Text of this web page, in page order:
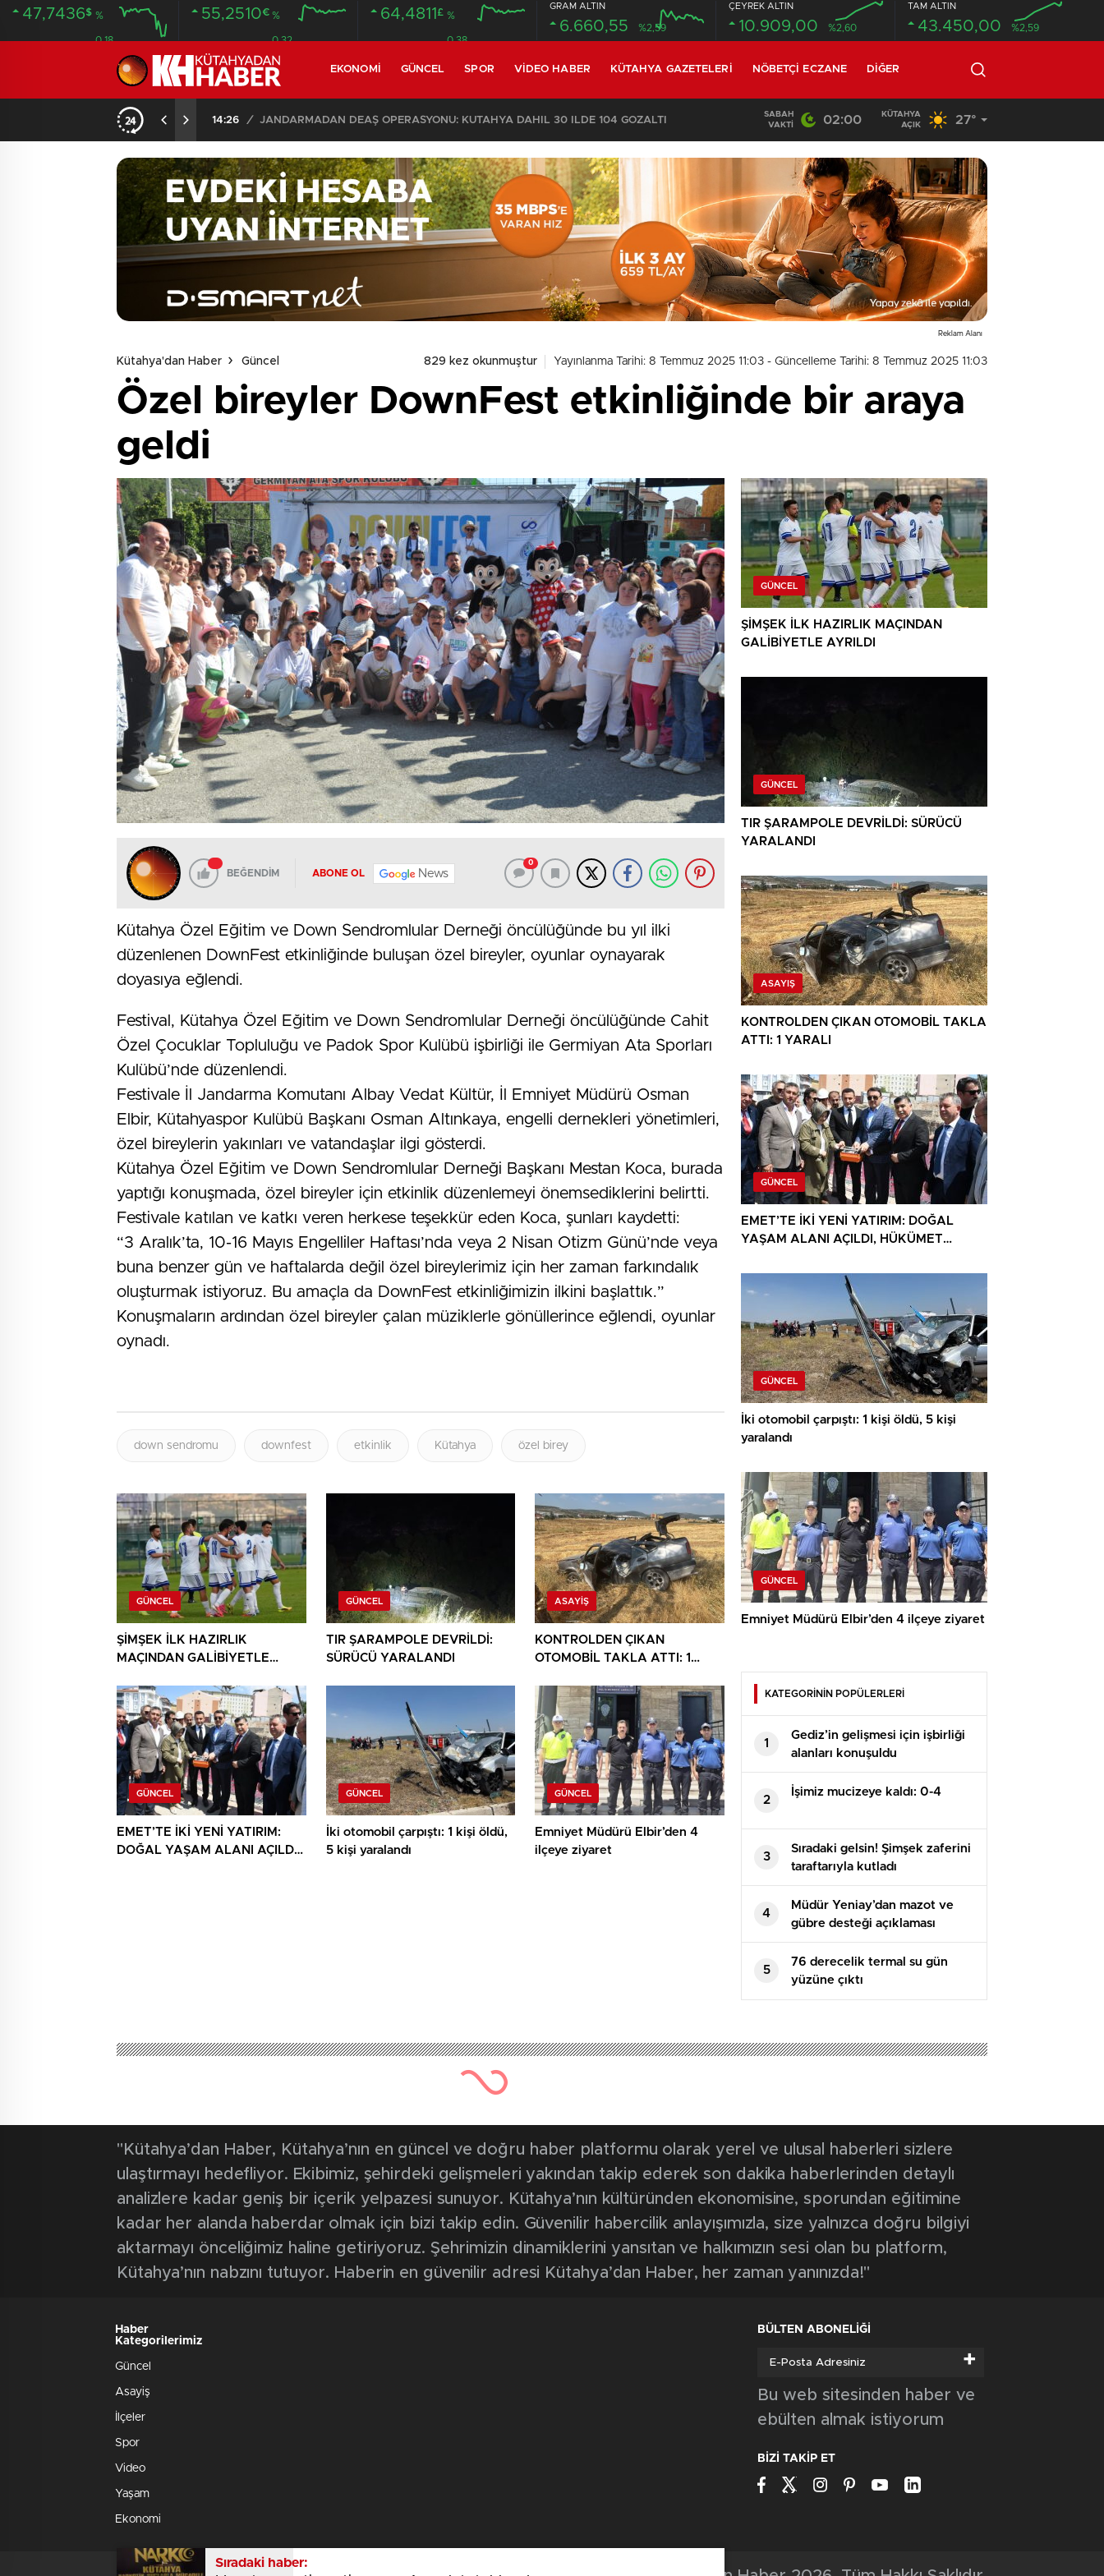
47,7436$ %
0.18
55,2510€ %
0.32
64,4811 £ %
0.38
GRAM ALTIN
6.660,55 %2,59
ÇEYREK ALTIN
10.909,00 %2,60
TAM ALTIN
43.450,00 %2,59
EKONOMI GÜNCEL SPOR VIDEO HABER KÜTAHYA GAZETELERI NÖBETÇI ECZANE DIĞER
14:26 / JANDARMADAN DEAŞ OPERASYONU: KÜTAHYA DAHİL 30 İLDE 104 GÖZALTI 02:03 /
SABAH
VAKTI
02:00
KÜTAHYA
AÇIK
27°
Reklam Alanı
Kütahya'dan Haber Güncel 829 kez okunmuştur Yayınlanma Tarihi: 8 Temmuz 2025 11:03 - Güncelleme Tarihi: 8 Temmuz 2025 11:03
Özel bireyler DownFest etkinliğinde bir araya
geldi
BEĞENDİM ABONE OL News
0
Kütahya Özel Eğitim ve Down Sendromlular Derneği öncülüğünde bu yıl ilki
düzenlenen DownFest etkinliğinde buluşan özel bireyler, oyunlar oynayarak
doyasıya eğlendi.
Festival, Kütahya Özel Eğitim ve Down Sendromlular Derneği öncülüğünde Cahit
Özel Çocuklar Topluluğu ve Padok Spor Kulübü işbirliği ile Germiyan Ata Sporları
Kulübü’nde düzenlendi.
Festivale İl Jandarma Komutanı Albay Vedat Kültür, İl Emniyet Müdürü Osman
Elbir, Kütahyaspor Kulübü Başkanı Osman Altınkaya, engelli dernekleri yönetimleri,
özel bireylerin yakınları ve vatandaşlar ilgi gösterdi.
Kütahya Özel Eğitim ve Down Sendromlular Derneği Başkanı Mestan Koca, burada
yaptığı konuşmada, özel bireyler için etkinlik düzenlemeyi önemsediklerini belirtti.
Festivale katılan ve katkı veren herkese teşekkür eden Koca, şunları kaydetti:
“3 Aralık’ta, 10-16 Mayıs Engelliler Haftası’nda veya 2 Nisan Otizm Günü’nde veya
buna benzer gün ve haftalarda değil özel bireylerimiz için her zaman farkındalık
oluşturmak istiyoruz. Bu amaçla da DownFest etkinliğimizin ilkini başlattık.”
Konuşmaların ardından özel bireyler çalan müziklerle gönüllerince eğlendi, oyunlar
oynadı.
down sendromu downfest etkinlik Kütahya özel birey
GÜNCEL
ŞİMŞEK İLK HAZIRLIK
MAÇINDAN GALİBİYETLE
GÜNCEL
TIR ŞARAMPOLE DEVRİLDİ:
SÜRÜCÜ YARALANDI
ASAYIŞ
KONTROLDEN ÇIKAN
OTOMOBİL TAKLA ATTI: 1
GÜNCEL
EMET’TE İKİ YENİ YATIRIM:
DOĞAL YAŞAM ALANI AÇILDI,
GÜNCEL
İki otomobil çarpıştı: 1 kişi öldü,
5 kişi yaralandı
GÜNCEL
Emniyet Müdürü Elbir’den 4
ilçeye ziyaret
Sıradaki haber:
GÜNCEL
ŞİMŞEK İLK HAZIRLIK MAÇINDAN
GALİBİYETLE AYRILDI
GÜNCEL
TIR ŞARAMPOLE DEVRİLDİ: SÜRÜCÜ
YARALANDI
ASAYIŞ
KONTROLDEN ÇIKAN OTOMOBİL TAKLA
ATTI: 1 YARALI
GÜNCEL
EMET’TE İKİ YENİ YATIRIM: DOĞAL
YAŞAM ALANI AÇILDI, HÜKÜMET
GÜNCEL
İki otomobil çarpıştı: 1 kişi öldü, 5 kişi
yaralandı
GÜNCEL
Emniyet Müdürü Elbir’den 4 ilçeye ziyaret
KATEGORİNİN POPÜLERLERİ
1
Gediz’in gelişmesi için işbirliği
alanları konuşuldu
2
İşimiz mucizeye kaldı: 0-4
3
Sıradaki gelsin! Şimşek zaferini
taraftarıyla kutladı
4
Müdür Yeniay’dan mazot ve
gübre desteği açıklaması
5
76 derecelik termal su gün
yüzüne çıktı
"Kütahya’dan Haber, Kütahya’nın en güncel ve doğru haber platformu olarak yerel ve ulusal haberleri sizlere
ulaştırmayı hedefliyor. Ekibimiz, şehirdeki gelişmeleri yakından takip ederek son dakika haberlerinden detaylı
analizlere kadar geniş bir içerik yelpazesi sunuyor. Kütahya’nın kültüründen ekonomisine, sporundan eğitimine
kadar her alanda haberdar olmak için bizi takip edin. Güvenilir habercilik anlayışımızla, size yalnızca doğru bilgiyi
aktarmayı önceliğimiz haline getiriyoruz. Şehrimizin dinamiklerini yansıtan ve halkımızın sesi olan bu platform,
Kütahya’nın nabzını tutuyor. Haberin en güvenilir adresi Kütahya’dan Haber, her zaman yanınızda!"
Haber
Kategorilerimiz
Güncel
Asayiş
İlçeler
Spor
Video
Yaşam
Ekonomi
BÜLTEN ABONELİĞİ
+
Bu web sitesinden haber ve
ebülten almak istiyorum
BİZİ TAKİP ET